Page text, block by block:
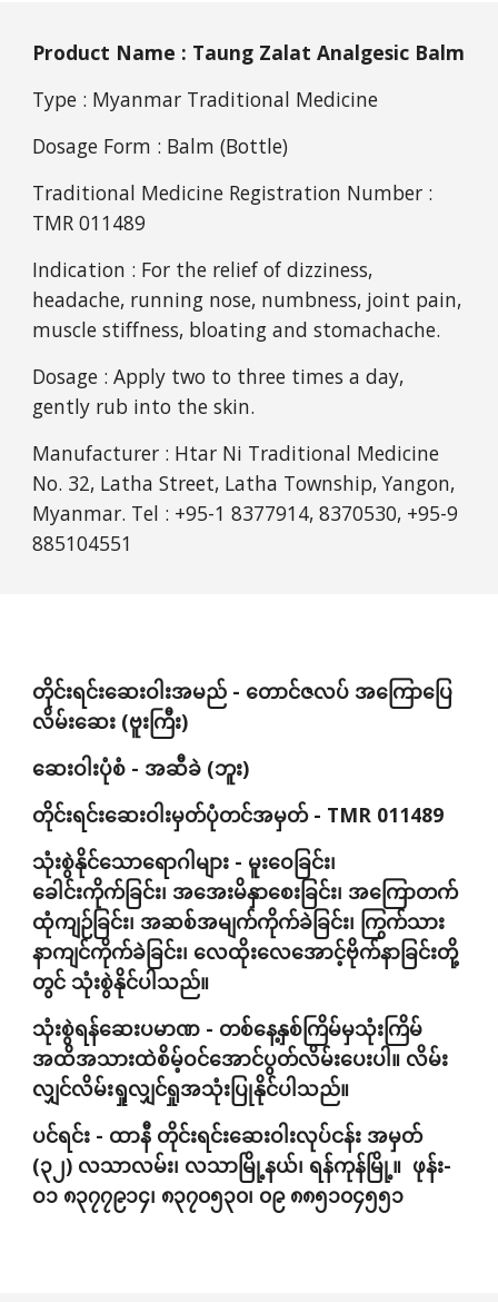
Product Name : Taung Zalat Analgesic Balm
Type : Myanmar Traditional Medicine
Dosage Form : Balm (Bottle)
Traditional Medicine Registration Number :
TMR 011489
Indication : For the relief of dizziness,
headache, running nose, numbness, joint pain,
muscle stiffness, bloating and stomachache.
Dosage : Apply two to three times a day,
gently rub into the skin.
Manufacturer : Htar Ni Traditional Medicine
No. 32, Latha Street, Latha Township, Yangon,
Myanmar. Tel : +95-1 8377914, 8370530, +95-9
885104551
တိုင်းရင်းဆေးဝါးအမည် - တောင်ဇလပ် အကြောပြေ
လိမ်းဆေး (ဗူးကြီး)
ဆေးဝါးပုံစံ - အဆီခဲ (ဘူး)
တိုင်းရင်းဆေးဝါးမှတ်ပုံတင်အမှတ် - TMR 011489
သုံးစွဲနိုင်သောရောဂါများ - မူးဝေခြင်း၊
ခေါင်းကိုက်ခြင်း၊ အအေးမိနှာစေးခြင်း၊ အကြောတက်
ထုံကျဉ်ခြင်း၊ အဆစ်အမျက်ကိုက်ခဲခြင်း၊ ကြွက်သား
နာကျင်ကိုက်ခဲခြင်း၊ လေထိုးလေအောင့်ဗိုက်နာခြင်းတို့
တွင် သုံးစွဲနိုင်ပါသည်။
သုံးစွဲရန်ဆေးပမာဏ - တစ်နေ့နှစ်ကြိမ်မှသုံးကြိမ်
အထိအသားထဲစိမ့်ဝင်အောင်ပွတ်လိမ်းပေးပါ။ လိမ်း
လျှင်လိမ်းရှုလျှင်ရှုအသုံးပြုနိုင်ပါသည်။
ပင်ရင်း - ထာနီ တိုင်းရင်းဆေးဝါးလုပ်ငန်း အမှတ်
(၃၂) လသာလမ်း၊ လသာမြို့နယ်၊ ရန်ကုန်မြို့။  ဖုန်း-
ဝ၁ ၈၃၇၇၉၁၄၊ ၈၃၇၀၅၃၀၊ ၀၉ ၈၈၅၁၀၄၅၅၁